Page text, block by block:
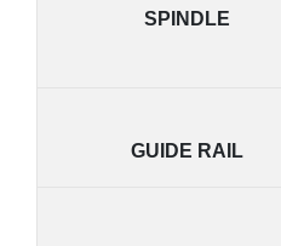
SPINDLE
GUIDE RAIL